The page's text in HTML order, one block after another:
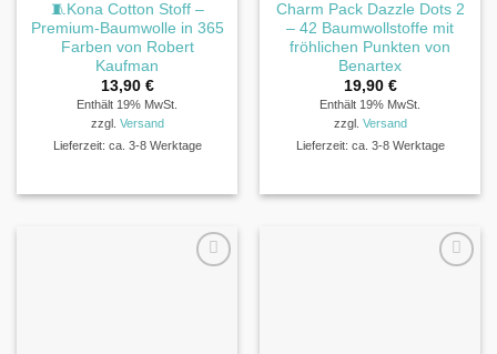
🧵Kona Cotton Stoff –
Premium-Baumwolle in 365
Farben von Robert
Kaufman
13,90 €
Enthält 19% MwSt.
zzgl. Versand
Lieferzeit: ca. 3-8 Werktage
Charm Pack Dazzle Dots 2
– 42 Baumwollstoffe mit
fröhlichen Punkten von
Benartex
19,90 €
Enthält 19% MwSt.
zzgl. Versand
Lieferzeit: ca. 3-8 Werktage